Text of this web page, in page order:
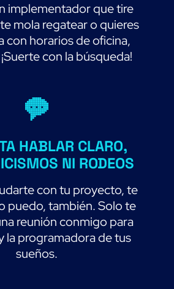
implementador que tire
mola regatear o quieres
con horarios de oficina,
con la búsqueda!
HABLAR CLARO,
NI RODEOS
con tu proyecto, te
puedo, también. Solo te
reunión conmigo para
la programadora de tus
sueños.